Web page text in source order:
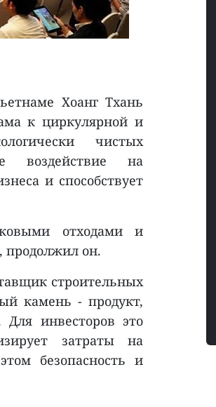
Хоанг Тхань
к циркулярной и
чистых
воздействие на
и способствует
отходами и
продолжил он.
строительных
камень - продукт,
инвесторов это
затраты на
безопасность и